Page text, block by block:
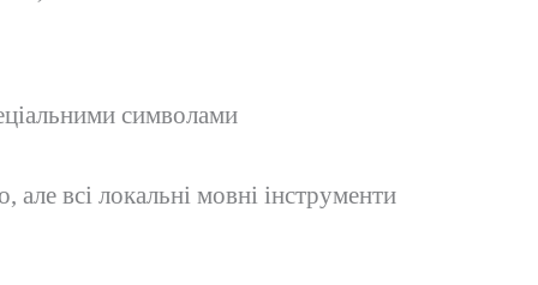
символами
всі локальні мовні інструменти